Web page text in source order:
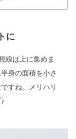
に
線は上に集めま
身の面積を小さ
すね。メリハリ